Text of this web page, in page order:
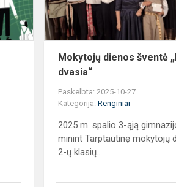
Mokytojų dienos šventė
dvasia“
Paskelbta: 2025-10-27
Kategorija:Renginiai
2025 m. spalio 3-ąją
minint Tarptautinę mokytojų
2-ų klasių...